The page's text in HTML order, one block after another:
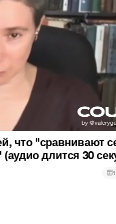
что "сравнивают
длится 30
1